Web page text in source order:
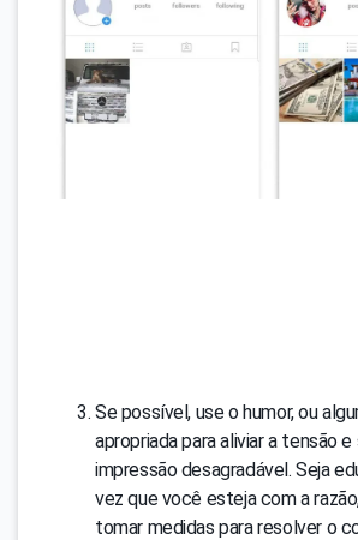
Se possível, use o humor, ou
apropriada para aliviar a tensão e
impressão desagradável. Seja
vez que você esteja com a
tomar medidas para resolver o